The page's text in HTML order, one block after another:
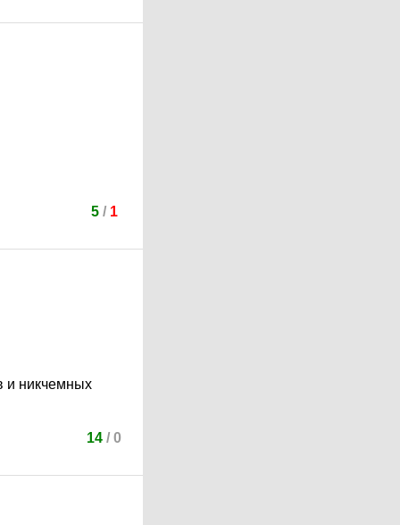
5/ 1
и никчемных
14 / 0